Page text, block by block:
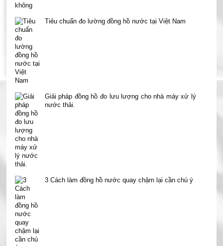
Tiêu chuẩn đo lường đồng hồ nước tại Việt Nam
Giải pháp đồng hồ đo lưu lượng cho nhà máy xử lý
nước thải.
3 Cách làm đồng hồ nước quay chậm lại cần chú ý